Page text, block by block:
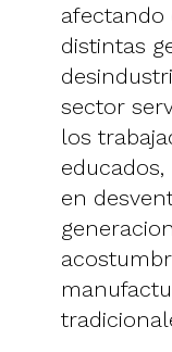
afectando
distintas
sector
los
en